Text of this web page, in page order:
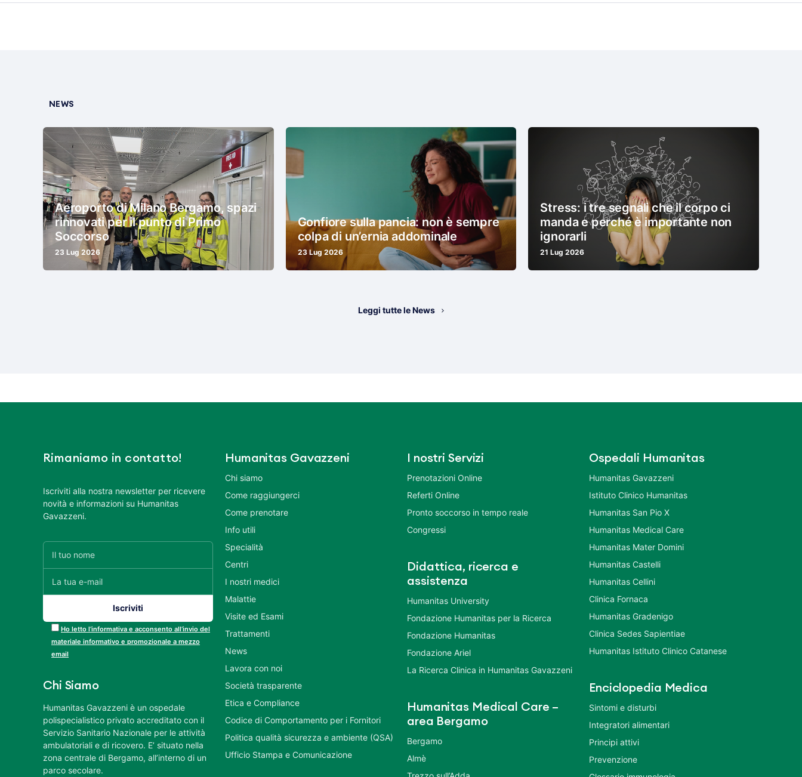
NEWS
Aeroporto di Milano Bergamo, spazi
rinnovati per il punto di Primo
Soccorso
23 Lug 2026
Gonfiore sulla pancia: non è sempre
colpa di un’ernia addominale
23 Lug 2026
Stress: i tre segnali che il corpo ci
manda e perché è importante non
ignorarli
21 Lug 2026
Leggi tutte le News
Rimaniamo in contatto!
Iscriviti alla nostra newsletter per ricevere
novità e informazioni su Humanitas
Gavazzeni.
Ho letto l’informativa e acconsento all’invio del
materiale informativo e promozionale a mezzo
email
Chi Siamo
Humanitas Gavazzeni è un ospedale
polispecialistico privato accreditato con il
Servizio Sanitario Nazionale per le attività
ambulatoriali e di ricovero. E’ situato nella
zona centrale di Bergamo, all’interno di un
parco secolare.
Humanitas Gavazzeni
Chi siamo
Come raggiungerci
Come prenotare
Info utili
Specialità
Centri
I nostri medici
Malattie
Visite ed Esami
Trattamenti
News
Lavora con noi
Società trasparente
Etica e Compliance
Codice di Comportamento per i Fornitori
Politica qualità sicurezza e ambiente (QSA)
Ufficio Stampa e Comunicazione
I nostri Servizi
Prenotazioni Online
Referti Online
Pronto soccorso in tempo reale
Congressi
Didattica, ricerca e
assistenza
Humanitas University
Fondazione Humanitas per la Ricerca
Fondazione Humanitas
Fondazione Ariel
La Ricerca Clinica in Humanitas Gavazzeni
Humanitas Medical Care –
area Bergamo
Bergamo
Almè
Ospedali Humanitas
Humanitas Gavazzeni
Istituto Clinico Humanitas
Humanitas San Pio X
Humanitas Medical Care
Humanitas Mater Domini
Humanitas Castelli
Humanitas Cellini
Clinica Fornaca
Humanitas Gradenigo
Clinica Sedes Sapientiae
Humanitas Istituto Clinico Catanese
Enciclopedia Medica
Sintomi e disturbi
Integratori alimentari
Principi attivi
Prevenzione